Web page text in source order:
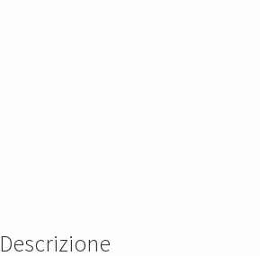
Descrizione